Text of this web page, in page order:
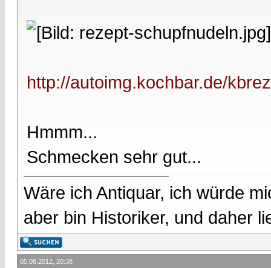
http://autoimg.kochbar.de/
Hmmm...
Schmecken sehr gut...
Wäre ich Antiquar, ich würde
aber bin Historiker, und daher
05.08.2012, 20:38